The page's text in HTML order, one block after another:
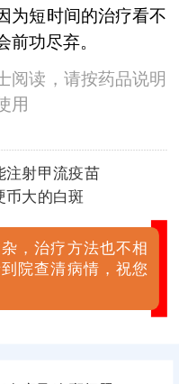
为短时间的治疗看不
功尽弃。
阅读，请按药品说明
用
注射甲流疫苗
币大的白斑
，治疗方法也不相
院查清病情，祝您